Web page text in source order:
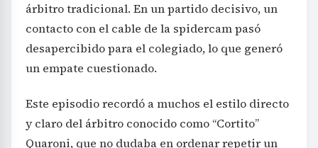
árbitro tradicional. En un partido decisivo, un
contacto con el cable de la spidercam pasó
desapercibido para el colegiado, lo que generó
un empate cuestionado.
Este episodio recordó a muchos el estilo directo
y claro del árbitro conocido como “Cortito”
Quaroni, que no dudaba en ordenar repetir un